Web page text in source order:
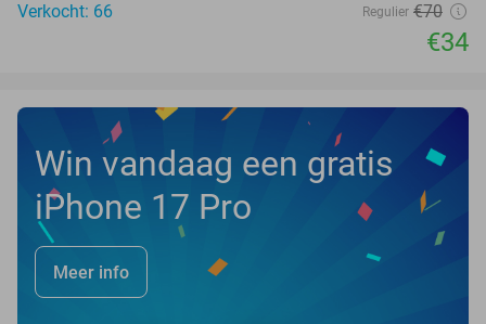
Verkocht: 66
Regulier €70
€34
Win vandaag een gratis
iPhone 17 Pro
Meer info